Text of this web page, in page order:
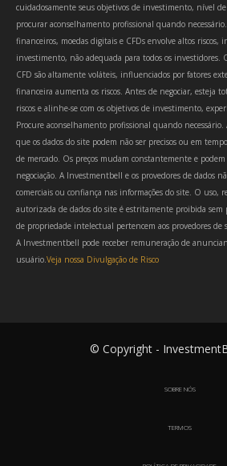
cuidadosamente seus objetivos de investimento, nível
procurar aconselhamento profissional quando
financeiros, moedas digitais e CFDs envolve altos
investimento, não adequada para todos os investidores.
CFD são altamente voláteis, influenciados por fatores
financeira aumenta os riscos. Antes de negociar, esteja
riscos e alinhe-se com os objetivos de investimento,
Procure aconselhamento profissional quando
que os dados do site podem não ser precisos ou em
de mercado. Os preços mudam constantemente e
negociação. A Investmentbell e os provedores de dados
comerciais ou confiança nas informações do site. O uso,
autorizada de dados do site é estritamente proibida sem
de propriedade intelectual pertencem aos provedores de
A Investmentbell pode receber remuneração de
usuário. Veja nossa Divulgação de Risco
© Copyright -
SOBRE NÓS
TERMOS